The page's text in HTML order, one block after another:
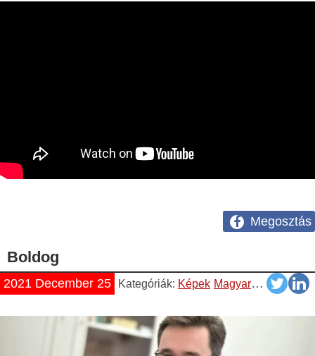
Megosztás
Boldog
2021 December 25 Kategóriák: Képek Magyar Napiszar